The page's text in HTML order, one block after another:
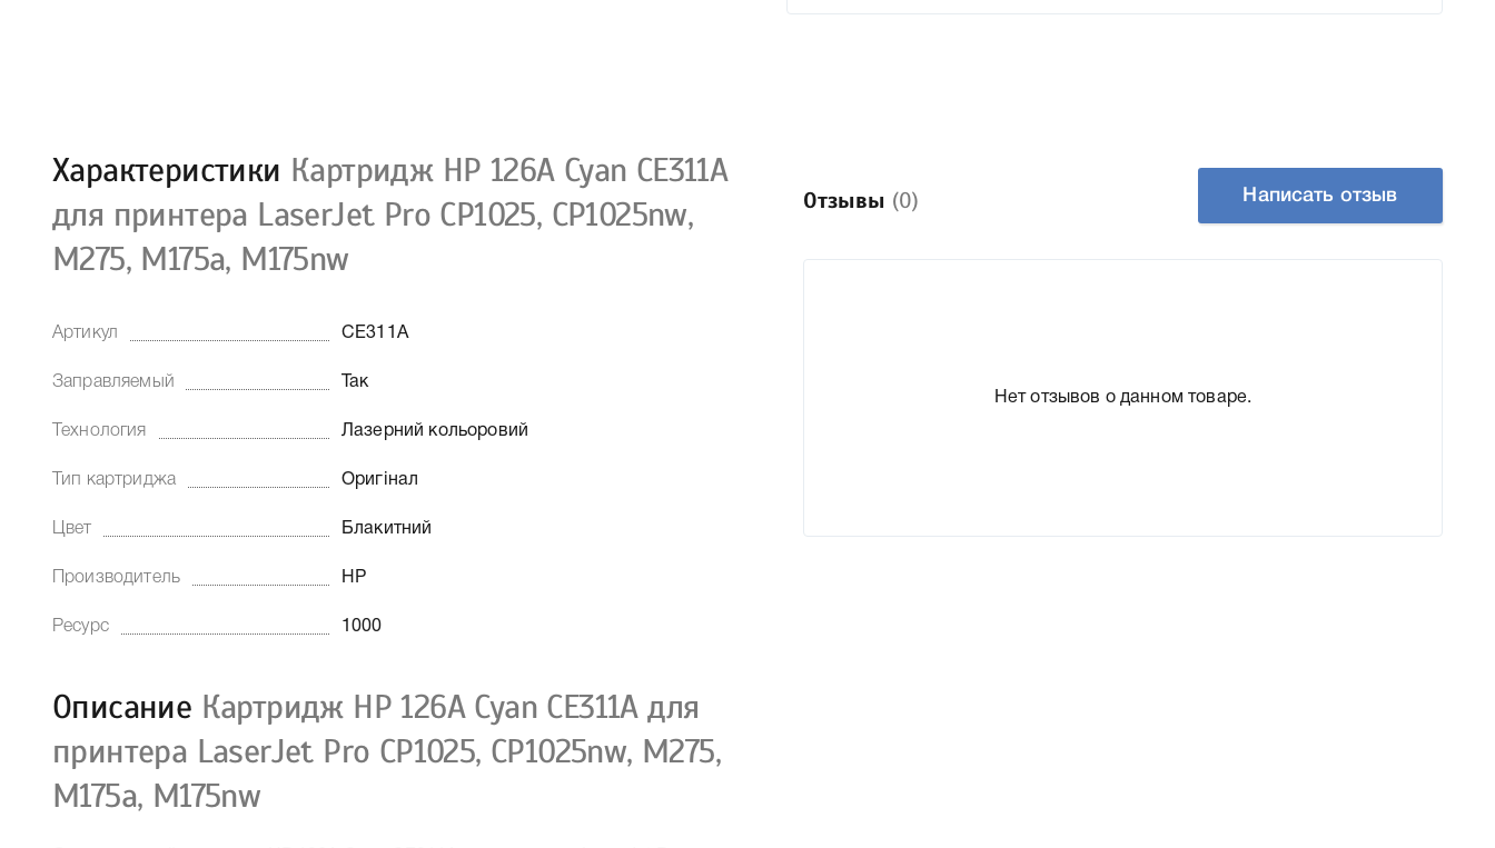
Характеристики Картридж HP 126A Cyan CE311A
для принтера LaserJet Pro CP1025, CP1025nw,
M275, M175a, M175nw
Артикул CE311A
Заправляемый Так
Технология Лазерний кольоровий
Тип картриджа Оригінал
Цвет Блакитний
Производитель HP
Ресурс 1000
Описание Картридж HP 126A Cyan CE311A для
принтера LaserJet Pro CP1025, CP1025nw, M275,
M175a, M175nw
Отзывы (0) Написать отзыв
Нет отзывов о данном товаре.